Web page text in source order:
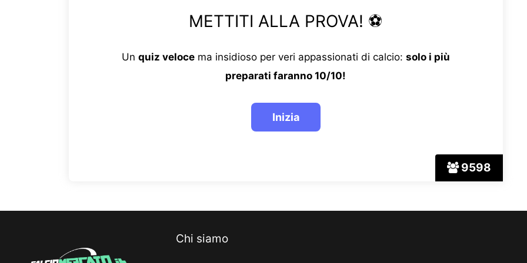
9598
METTITI ALLA PROVA! ⚽
Un quiz velocema insidioso per veri appassionati di calcio: solo i più
preparati faranno 10/10!
Chi siamo